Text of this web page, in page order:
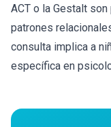
ACT o la Gestalt
patrones
consulta implica a
específica en